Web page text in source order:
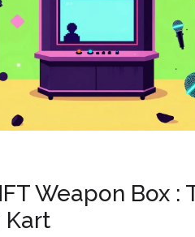
Weapon Box
Kart